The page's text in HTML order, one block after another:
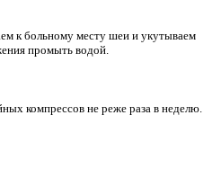
к больному месту шеи и укутываем
промыть водой.
компрессов не реже раза в неделю.